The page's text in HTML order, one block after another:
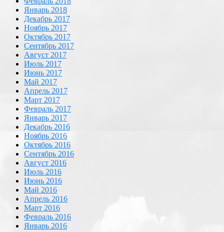
Январь 2018
Декабрь 2017
Ноябрь 2017
Октябрь 2017
Сентябрь 2017
Август 2017
Июль 2017
Июнь 2017
Май 2017
Апрель 2017
Март 2017
Февраль 2017
Январь 2017
Декабрь 2016
Ноябрь 2016
Октябрь 2016
Сентябрь 2016
Август 2016
Июль 2016
Июнь 2016
Май 2016
Апрель 2016
Март 2016
Февраль 2016
Январь 2016